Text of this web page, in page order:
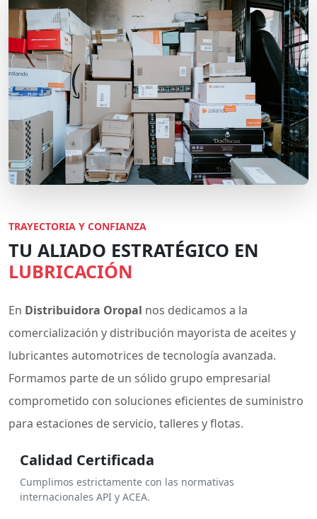
TRAYECTORIA Y CONFIANZA
TU ALIADO ESTRATÉGICO EN
LUBRICACIÓN
En Distribuidora Oropal nos dedicamos a la
comercialización y distribución mayorista de aceites y
lubricantes automotrices de tecnología avanzada.
Formamos parte de un sólido grupo empresarial
comprometido con soluciones eficientes de suministro
para estaciones de servicio, talleres y flotas.
Calidad Certificada
Cumplimos estrictamente con las normativas
internacionales API y ACEA.